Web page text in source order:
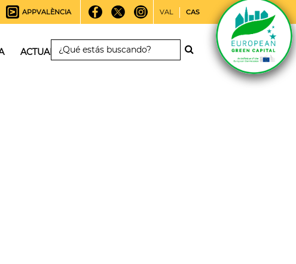
APPVALÈNCIA VAL CAS
ACTUALIDAD